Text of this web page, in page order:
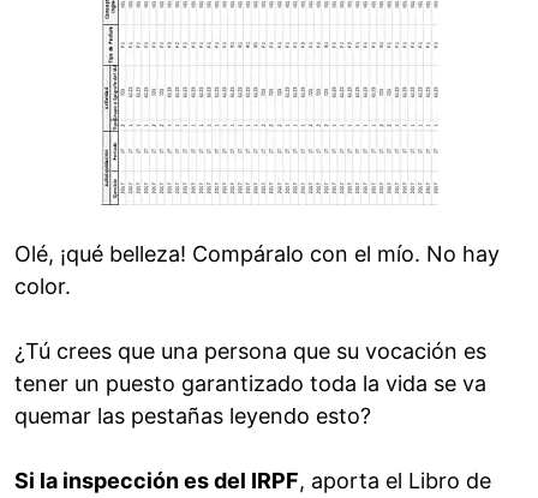
Olé, ¡qué belleza! Compáralo con el mío. No hay
color.
¿Tú crees que una persona que su vocación es
tener un puesto garantizado toda la vida se va
quemar las pestañas leyendo esto?
Si la inspección es del IRPF, aporta el Libro de